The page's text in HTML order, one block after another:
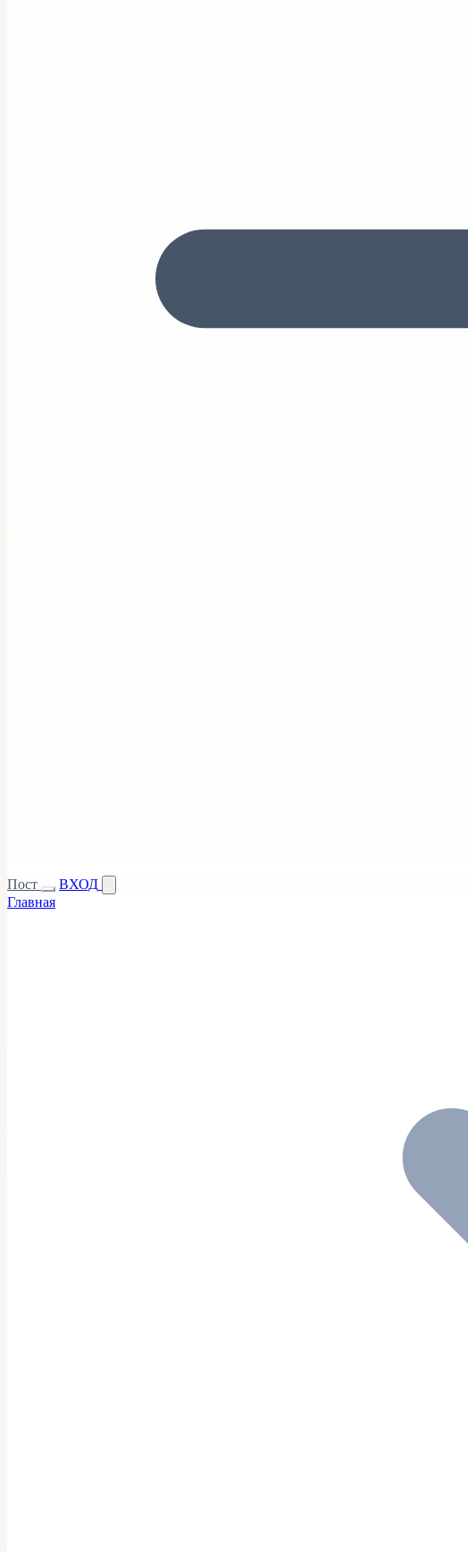
Пост
ВХОД
Главная